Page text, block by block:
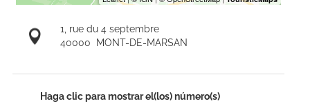
1, rue du 4 septembre
40000 MONT-DE-MARSAN
Haga clic para mostrar el(los) número(s)